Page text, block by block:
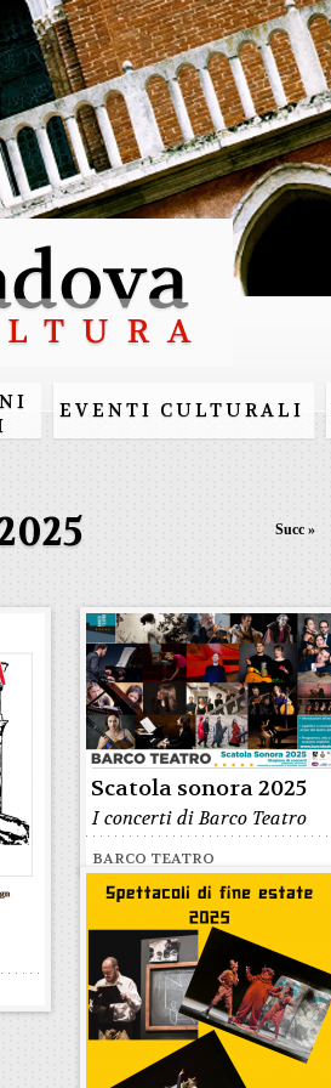
al
EVENTI CULTURALI
Succ »
Scatola sonora 2025
I concerti di Barco Teatro
BARCO TEATRO